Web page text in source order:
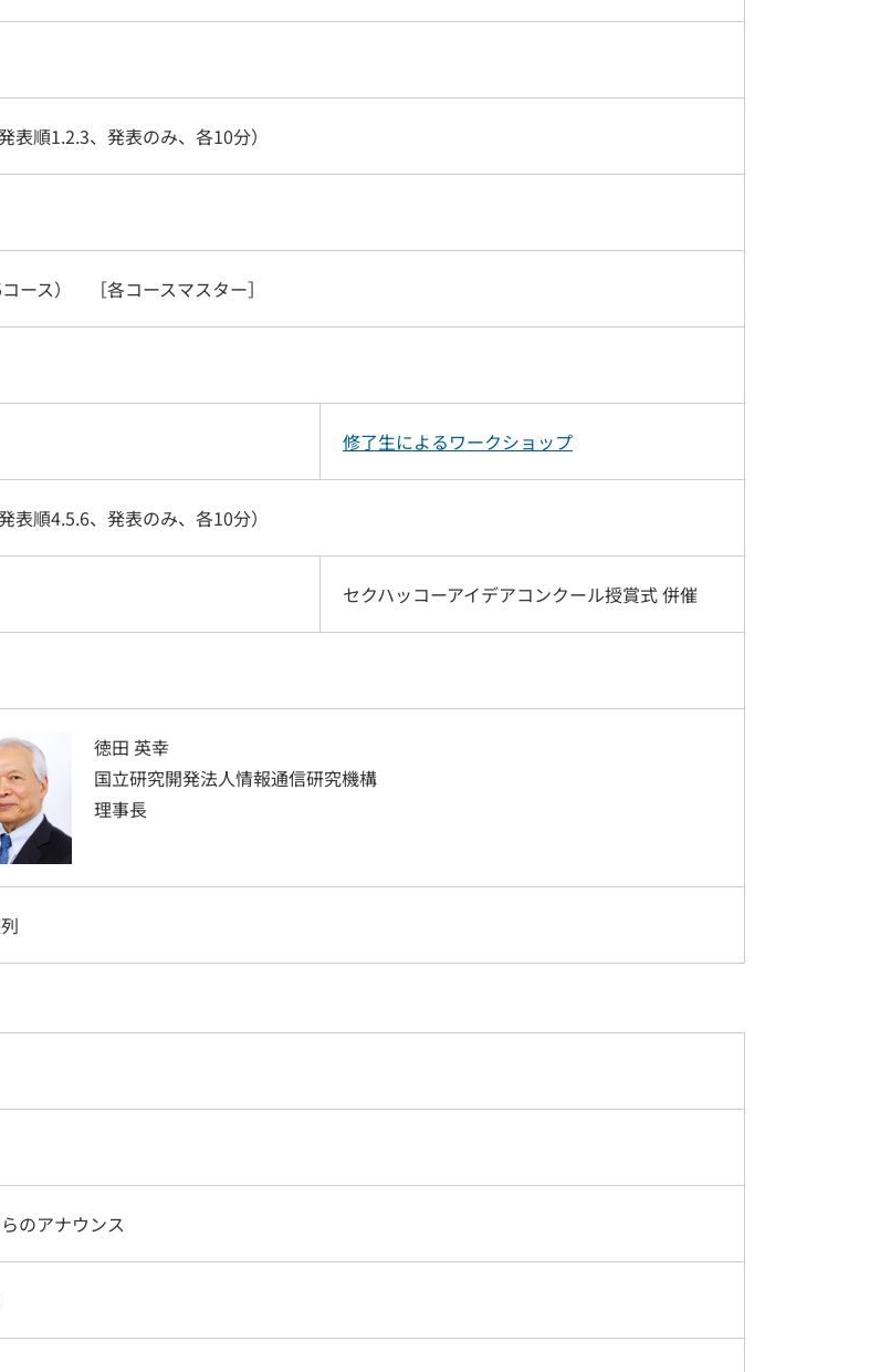
表順1.2.3、発表のみ、各10分）
ース） ［各コースマスター］
修了生によるワークショップ
表順4.5.6、発表のみ、各10分）
セクハッコーアイデアコンクール授賞式 併催
徳田 英幸
国立研究開発法人情報通信研究機構
理事長
のアナウンス